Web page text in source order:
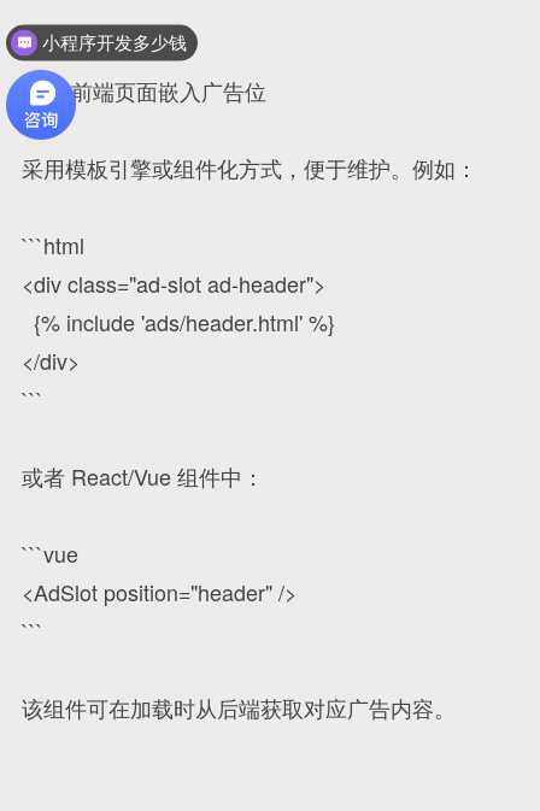
三、前端页面嵌入广告位
采用模板引擎或组件化方式，便于维护。例如：
```html
<div class="ad-slot ad-header">
{% include 'ads/header.html' %}
</div>
```
或者 React/Vue 组件中：
```vue
<AdSlot position="header" />
```
该组件可在加载时从后端获取对应广告内容。
小程序开发多少钱